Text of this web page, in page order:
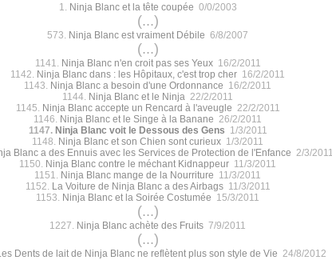
1. Ninja Blanc et la tête coupée 0/0/2003
(...)
573. Ninja Blanc est vraiment Débile 6/8/2007
(...)
1141. Ninja Blanc n'en croit pas ses Yeux16/2/2011
1142. Ninja Blanc dans : les Hôpitaux, c'est trop cher 16/2/2011
1143. Ninja Blanc a besoin d'une Ordonnance 16/2/2011
1144. Ninja Blanc et le Ninja 22/2/2011
1145. Ninja Blanc accepte un Rencard à l'aveugle 22/2/2011
1146. Ninja Blanc et le Singe à la Banane 26/2/2011
1147. Ninja Blanc voit le Dessous des Gens 1/3/2011
1148. Ninja Blanc et son Chien sont curieux 1/3/2011
Blanc a des Ennuis avec les Services de Protection de l'Enfance 2/3/2011
1150. Ninja Blanc contre le méchant Kidnappeur 11/3/2011
1151. Ninja Blanc mange de la Nourriture 11/3/2011
1152. La Voiture de Ninja Blanc a des Airbags11/3/2011
1153. Ninja Blanc et la Soirée Costumée 15/3/2011
(...)
1227. Ninja Blanc achète des Fruits 7/9/2011
(...)
Dents de lait de Ninja Blanc ne reflètent plus son style de Vie 24/8/2012